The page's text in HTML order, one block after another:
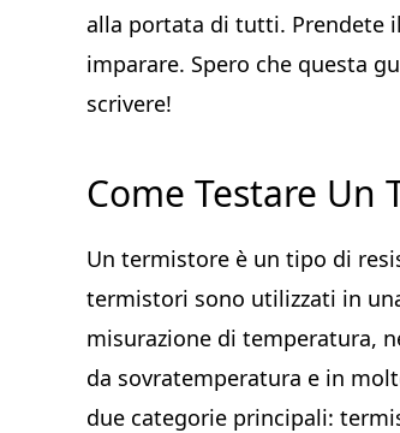
alla portata di tutti. Prendete
imparare. Spero che questa
scrivere!
Come Testare Un
Un termistore è un tipo di
termistori sono utilizzati in
misurazione di temperatura,
da sovratemperatura e in
due categorie principali: